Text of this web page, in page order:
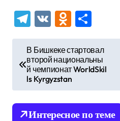
Telegram
VK
В Бишкеке стартовал
второй национальны
й чемпионат WorldSkil
ls Kyrgyzstan
Интересное по теме